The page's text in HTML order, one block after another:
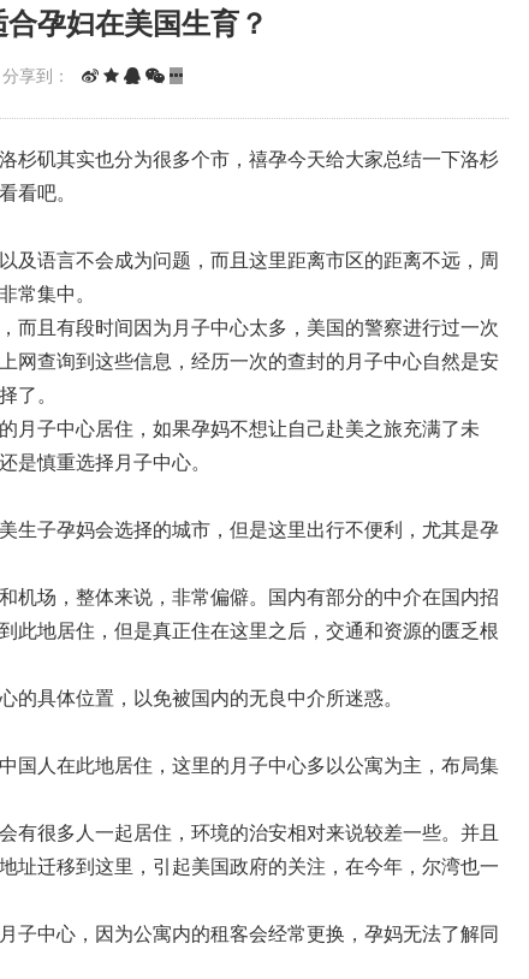
孕妇在美国生育？
分享到：
杉矶其实也分为很多个市，禧孕今天给大家总结一下洛杉
看吧。
及语言不会成为问题，而且这里距离市区的距离不远，周
常集中。
而且有段时间因为月子中心太多，美国的警察进行过一次
网查询到这些信息，经历一次的查封的月子中心自然是安
了。
月子中心居住，如果孕妈不想让自己赴美之旅充满了未
是慎重选择月子中心。
生子孕妈会选择的城市，但是这里出行不便利，尤其是孕
机场，整体来说，非常偏僻。国内有部分的中介在国内招
此地居住，但是真正住在这里之后，交通和资源的匮乏根
具体位置，以免被国内的无良中介所迷惑。
国人在此地居住，这里的月子中心多以公寓为主，布局集
有很多人一起居住，环境的治安相对来说较差一些。并且
址迁移到这里，引起美国政府的关注，在今年，尔湾也一
子中心，因为公寓内的租客会经常更换，孕妈无法了解同